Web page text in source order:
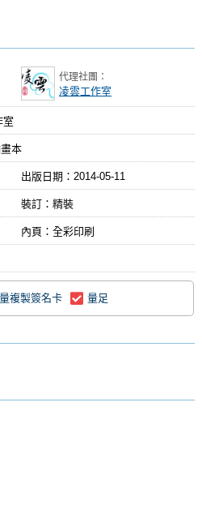
代理社團：
凌雲工作室
室
本
出版日期： 2014-05-11
裝訂：精裝
內頁：全彩印刷
複製簽名卡 量足